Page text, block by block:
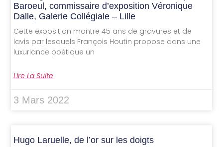
Baroeul, commissaire d’exposition Véronique
Dalle, Galerie Collégiale – Lille
Cette exposition montre 45 ans de gravures et de
lavis par lesquels François Houtin propose dans une
luxuriance poétique un
Lire La Suite
3 Mars 2022
Hugo Laruelle, de l’or sur les doigts